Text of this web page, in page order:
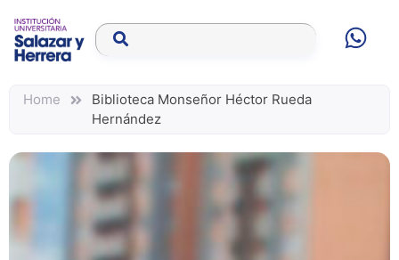
Home
Biblioteca Monseñor Héctor Rueda
Hernández